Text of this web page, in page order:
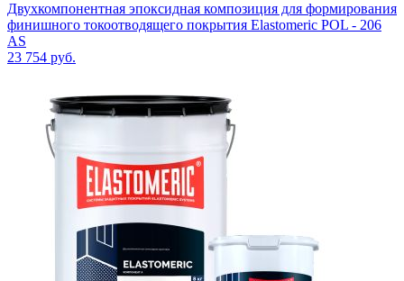
Двухкомпонентная эпоксидная композиция для формирования
финишного токоотводящего покрытия Elastomeric POL - 206
AS
23 754 руб.